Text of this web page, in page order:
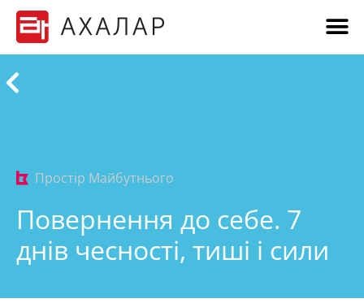
Простір Майбутнього
Повернення до себе. 7
днів чесності, тиші і сили